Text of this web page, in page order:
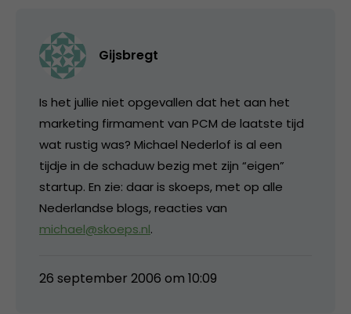
Gijsbregt
Is het jullie niet opgevallen dat het aan het
marketing firmament van PCM de laatste tijd
wat rustig was? Michael Nederlof is al een
tijdje in de schaduw bezig met zijn “eigen”
startup. En zie: daar is skoeps, met op alle
Nederlandse blogs, reacties van
michael@skoeps.nl.
26 september 2006 om 10:09